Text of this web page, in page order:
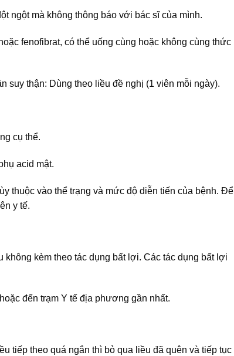
ngột mà không thông báo với bác sĩ của mình.
fenofibrat, có thể uống cùng hoặc không cùng thức
suy thận: Dùng theo liều đề nghị (1 viên mỗi ngày).
cụ thể.
acid mật.
thuộc vào thể trạng và mức độ diễn tiến của bệnh. Để
y tế.
kèm theo tác dụng bất lợi. Các tác dụng bất lợi
đến trạm Y tế địa phương gần nhất.
tiếp theo quá ngắn thì bỏ qua liều đã quên và tiếp tục